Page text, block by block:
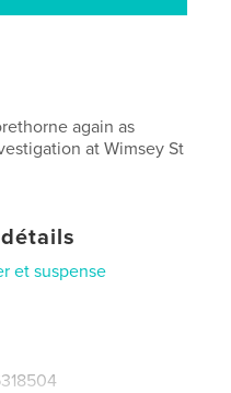
again as
at Wimsey St
et suspense